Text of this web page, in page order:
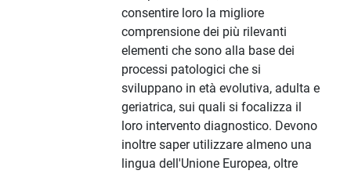
consentire loro la migliore
comprensione dei più rilevanti
elementi che sono alla base dei
processi patologici che si
sviluppano in età evolutiva, adulta e
geriatrica, sui quali si focalizza il
loro intervento diagnostico. Devono
inoltre saper utilizzare almeno una
lingua dell'Unione Europea, oltre